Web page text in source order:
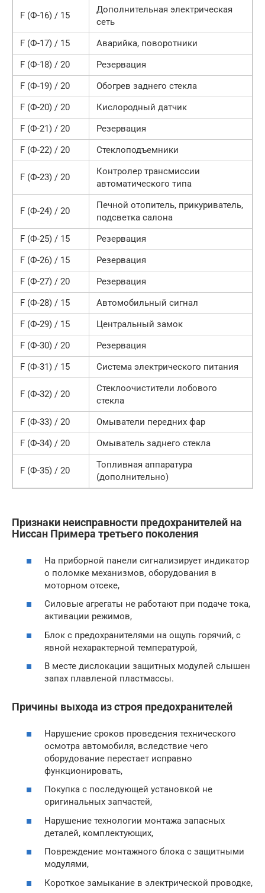
F (Ф-16) / 15
Дополнительная электрическая
сеть
F (Ф-17) / 15
Аварийка, поворотники
F (Ф-18) / 20
Резервация
F (Ф-19) / 20
Обогрев заднего стекла
F (Ф-20) / 20
Кислородный датчик
F (Ф-21) / 20
Резервация
F (Ф-22) / 20
Стеклоподъемники
F (Ф-23) / 20
Контролер трансмиссии
автоматического типа
F (Ф-24) / 20
Печной отопитель, прикуриватель,
подсветка салона
F (Ф-25) / 15
Резервация
F (Ф-26) / 15
Резервация
F (Ф-27) / 20
Резервация
F (Ф-28) / 15
Автомобильный сигнал
F (Ф-29) / 15
Центральный замок
F (Ф-30) / 20
Резервация
F (Ф-31) / 15
Система электрического питания
F (Ф-32) / 20
Стеклоочистители лобового
стекла
F (Ф-33) / 20
Омыватели передних фар
F (Ф-34) / 20
Омыватель заднего стекла
F (Ф-35) / 20
Топливная аппаратура
(дополнительно)
Признаки неисправности предохранителей на
Ниссан Примера третьего поколения
На приборной панели сигнализирует индикатор
о поломке механизмов, оборудования в
моторном отсеке,
Силовые агрегаты не работают при подаче тока,
активации режимов,
Блок с предохранителями на ощупь горячий, с
явной нехарактерной температурой,
В месте дислокации защитных модулей слышен
запах плавленой пластмассы.
Причины выхода из строя предохранителей
Нарушение сроков проведения технического
осмотра автомобиля, вследствие чего
оборудование перестает исправно
функционировать,
Покупка с последующей установкой не
оригинальных запчастей,
Нарушение технологии монтажа запасных
деталей, комплектующих,
Повреждение монтажного блока с защитными
модулями,
Короткое замыкание в электрической проводке,